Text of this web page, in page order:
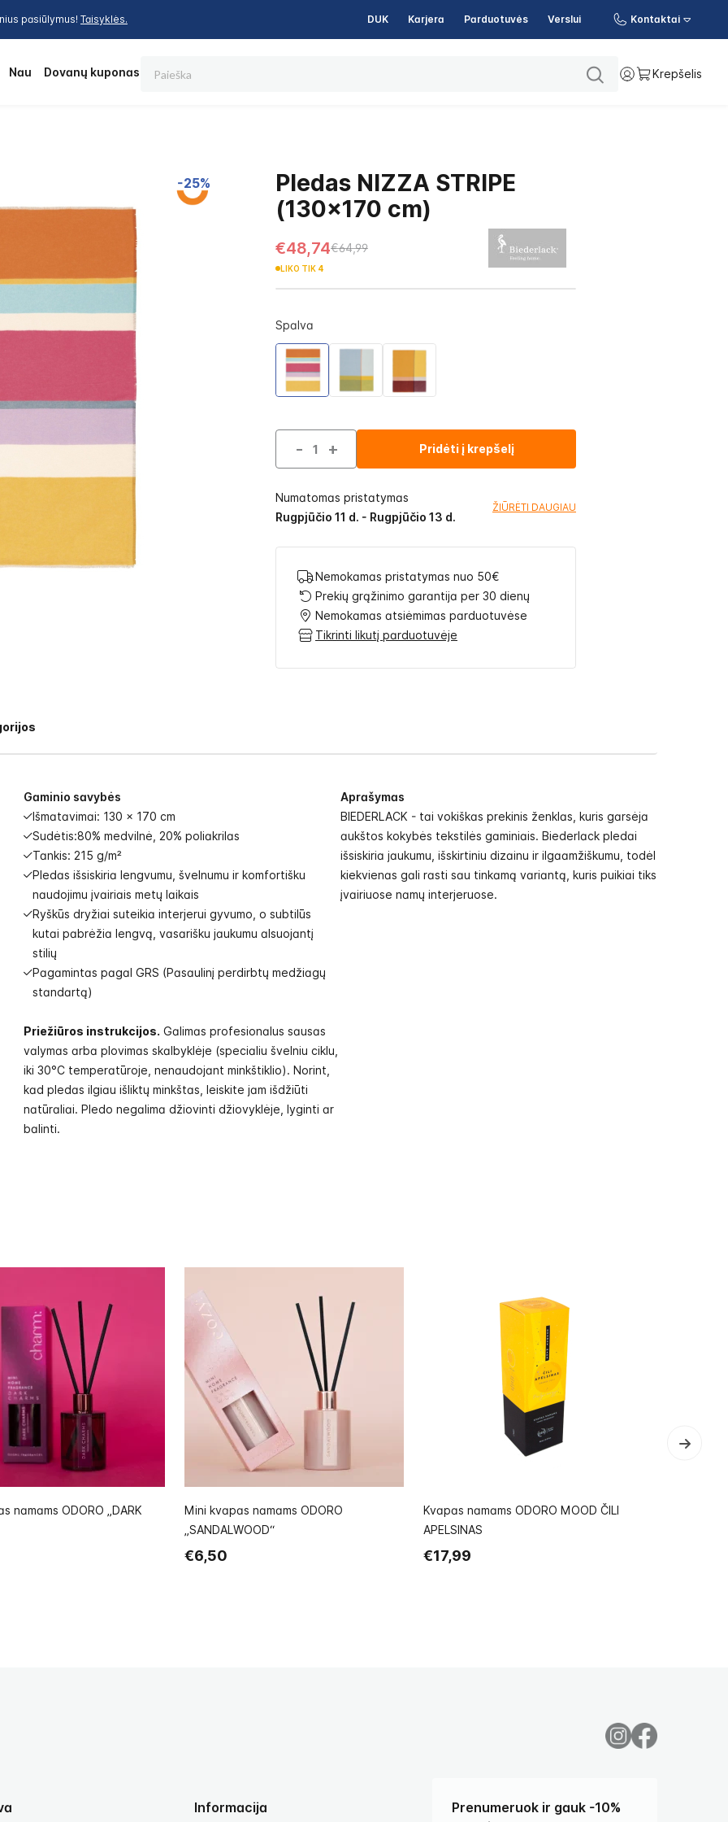
pasiūlymus! Taisyklės. DUK Karjera Parduotuvės Verslui Kontaktai
Nauja Dovanų kuponas Krepšelis
-25%
Pledas NIZZA STRIPE
(130x170 cm)
€48,74€64,99
LIKO TIK 4
Spalva
- + Pridėti į krepšelį
Numatomas pristatymas
Rugpjūčio 11 d. - Rugpjūčio 13 d.
ŽIŪRĖTI DAUGIAU
Nemokamas pristatymas nuo 50€
Prekių grąžinimo garantija per 30 dienų
Nemokamas atsiėmimas parduotuvėse
Tikrinti likutį parduotuvėje
Gaminio savybės
Išmatavimai: 130 x 170 cm
Sudėtis:80% medvilnė, 20% poliakrilas
Tankis: 215 g/m²
Pledas išsiskiria lengvumu, švelnumu ir komfortišku
naudojimu įvairiais metų laikais
Ryškūs dryžiai suteikia interjerui gyvumo, o subtilūs
kutai pabrėžia lengvą, vasarišku jaukumu alsuojantį
stilių
Pagamintas pagal GRS (Pasaulinį perdirbtų medžiagų
standartą)
Priežiūros instrukcijos. Galimas profesionalus sausas
valymas arba plovimas skalbyklėje (specialiu švelniu ciklu,
iki 30°C temperatūroje, nenaudojant minkštiklio). Norint,
kad pledas ilgiau išliktų minkštas, leiskite jam išdžiūti
natūraliai. Pledo negalima džiovinti džiovyklėje, lyginti ar
balinti.
Aprašymas
BIEDERLACK - tai vokiškas prekinis ženklas, kuris garsėja
aukštos kokybės tekstilės gaminiais. Biederlack pledai
išsiskiria jaukumu, išskirtiniu dizainu ir ilgaamžiškumu, todėl
kiekvienas gali rasti sau tinkamą variantą, kuris puikiai tiks
įvairiuose namų interjeruose.
namams ODORO „DARK
Mini kvapas namams ODORO
„SANDALWOOD“
€6,50
Kvapas namams ODORO MOOD ČILI
APELSINAS
€17,99
Informacija
Prenumeruok ir gauk -10%